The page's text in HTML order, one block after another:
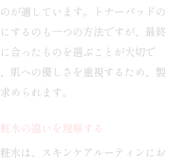
が適しています。トナーパッドの
するのも一つの方法ですが、最終
合ったものを選ぶことが大切で
肌への優しさを重視するため、製
められます。
水の違いを理解する
水は、スキンケアルーティンにお